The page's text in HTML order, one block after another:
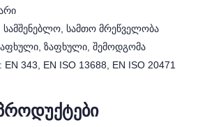
სამშენებლო, სამთო მრეწველობა
ზაფხული, შემოდგომა
343, EN ISO 13688, EN ISO 20471